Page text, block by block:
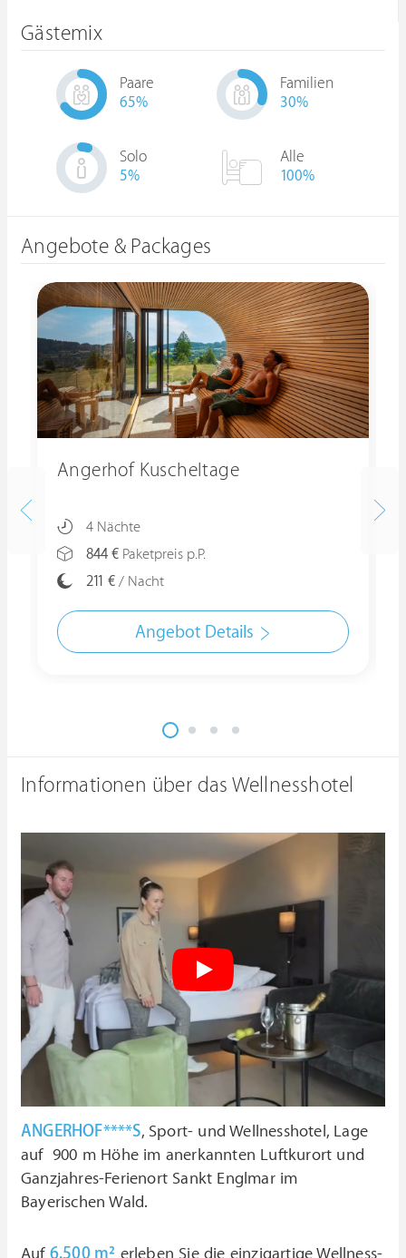
Gästemix
Paare
65%
Familien
30%
Solo
5%
Alle
100%
Angebote & Packages
Angerhof Kuscheltage
4 Nächte
844 € Paketpreis p.P.
211 € / Nacht
Angebot Details
Informationen über das Wellnesshotel
ANGERHOF****S, Sport- und Wellnesshotel, Lage
auf 900 m Höhe im anerkannten Luftkurort und
Ganzjahres-Ferienort Sankt Englmar im
Bayerischen Wald.
Auf 6.500 m² erleben Sie die einzigartige Wellness-